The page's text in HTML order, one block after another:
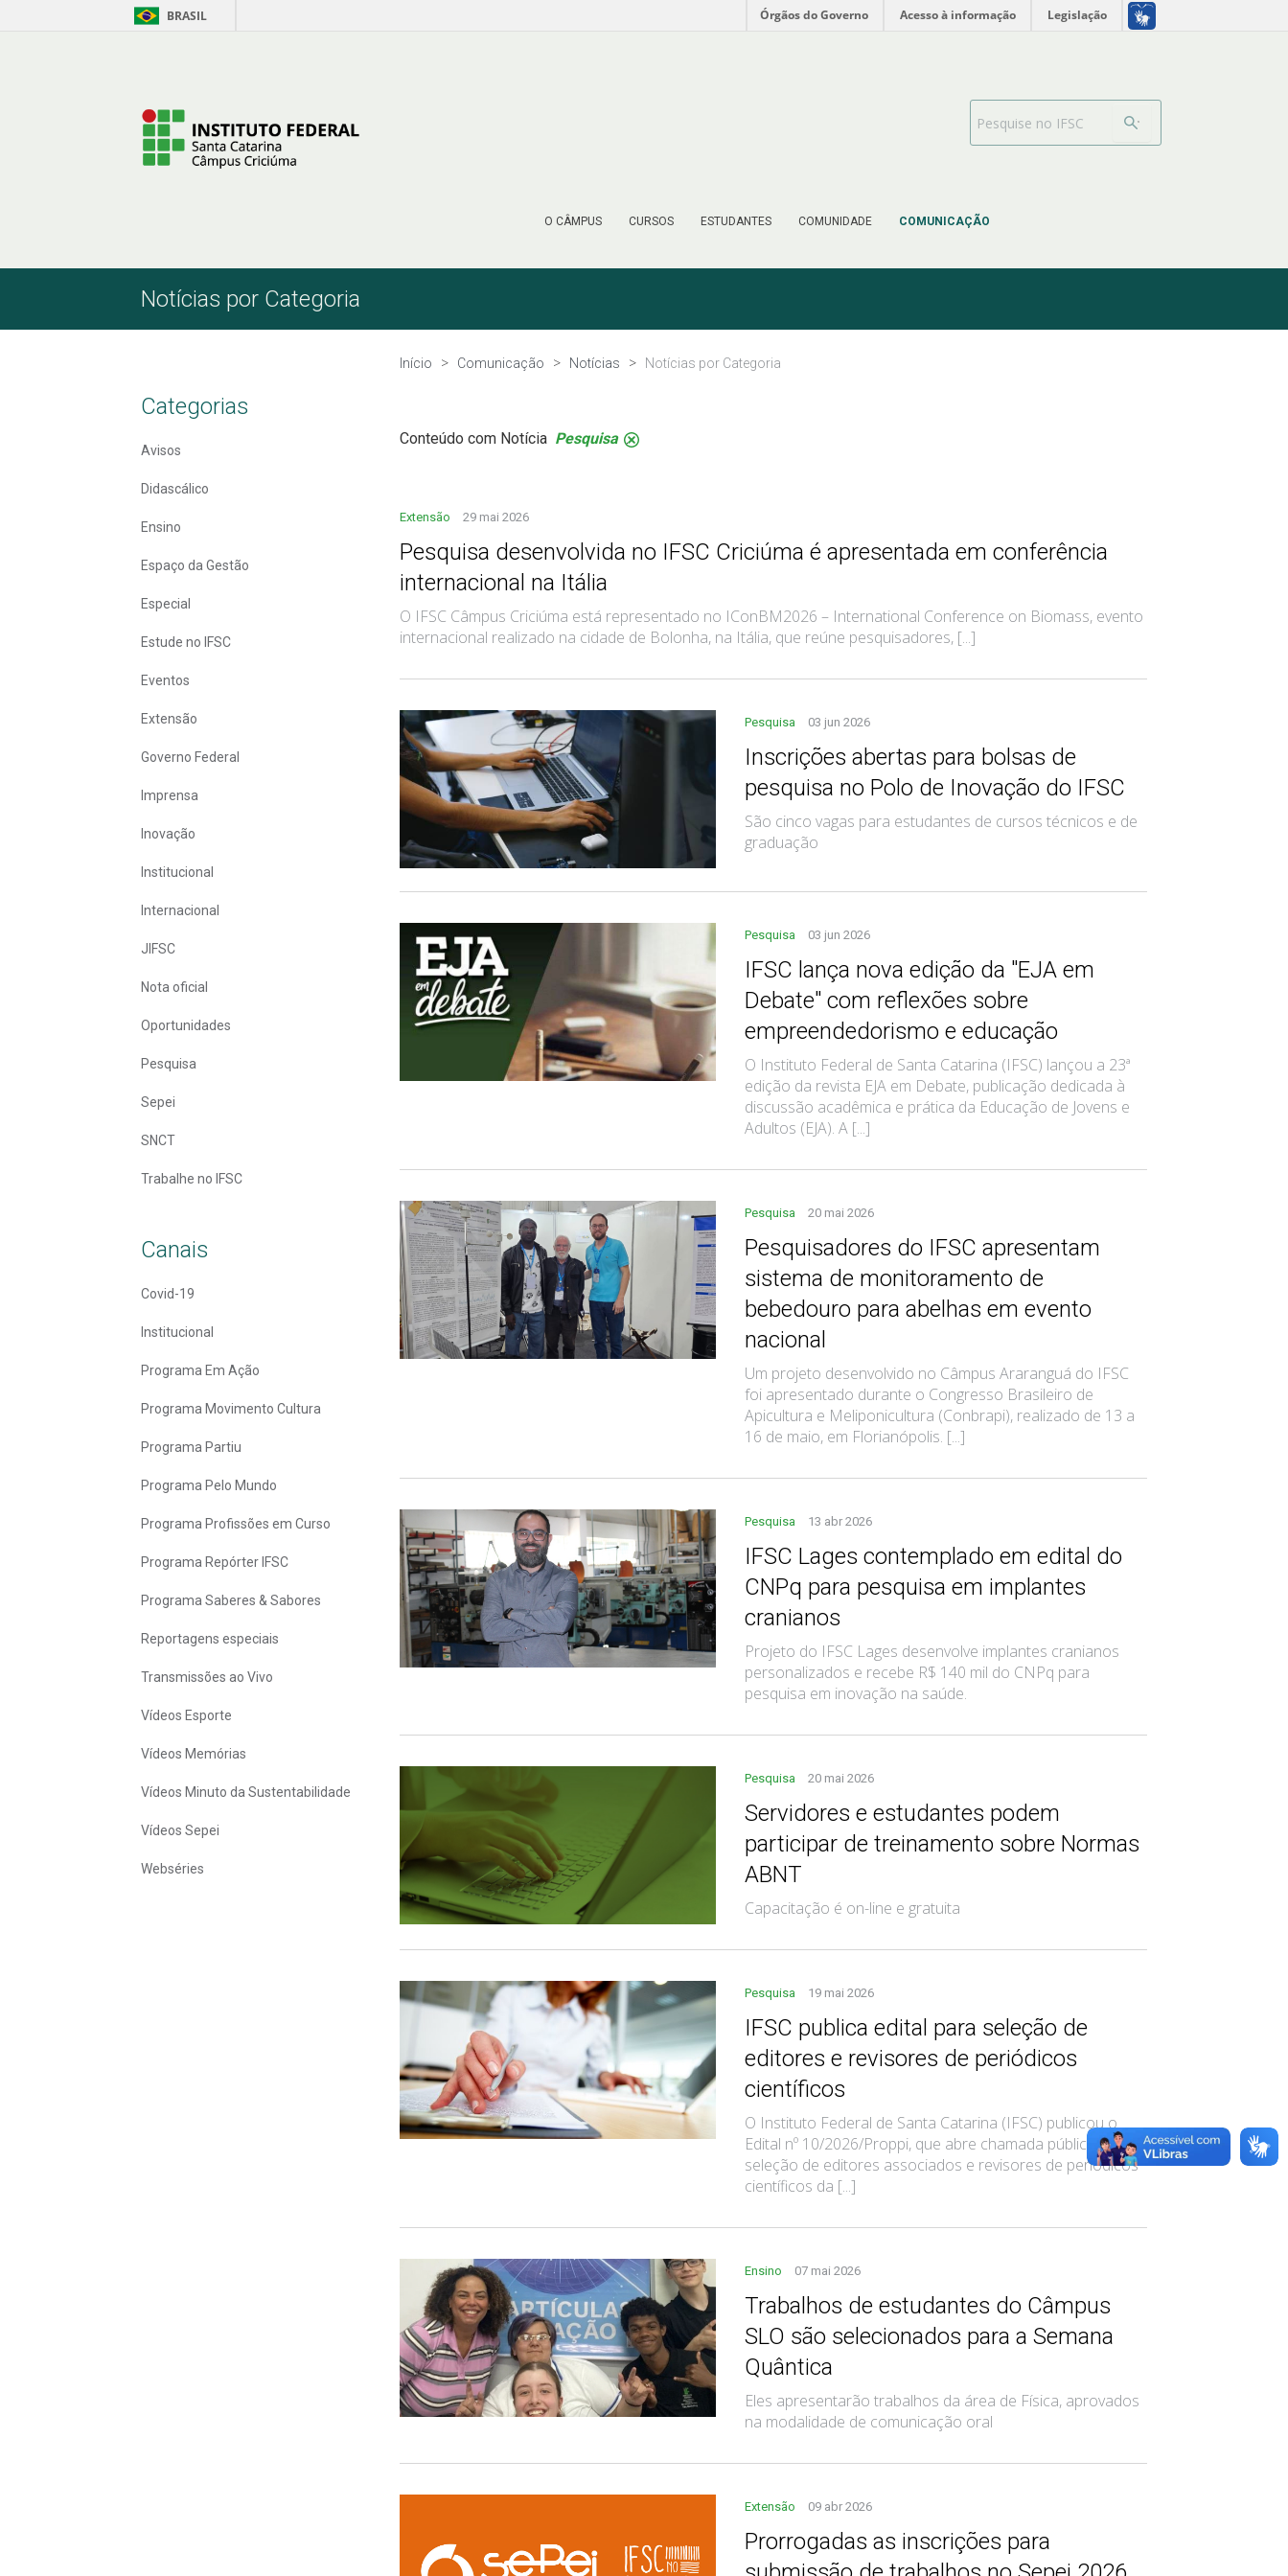
Pular para o Conteúdo BRASIL Órgãos do Governo Acesso à informação Legislação
O CÂMPUS CURSOS ESTUDANTES COMUNIDADE COMUNICAÇÃO
Barra de busca
Notícias por Categoria
Categorias
Avisos
Didascálico
Ensino
Espaço da Gestão
Especial
Estude no IFSC
Eventos
Extensão
Governo Federal
Imprensa
Inovação
Institucional
Internacional
JIFSC
Nota oficial
Oportunidades
Pesquisa
Sepei
SNCT
Trabalhe no IFSC
Canais
Covid-19
Institucional
Programa Em Ação
Programa Movimento Cultura
Programa Partiu
Programa Pelo Mundo
Programa Profissões em Curso
Programa Repórter IFSC
Programa Saberes & Sabores
Reportagens especiais
Transmissões ao Vivo
Vídeos Esporte
Vídeos Memórias
Vídeos Minuto da Sustentabilidade
Vídeos Sepei
Webséries
Início Comunicação Notícias Notícias por Categoria
Conteúdo com Notícia Pesquisa .
Extensão 29 mai 2026
Pesquisa desenvolvida no IFSC Criciúma é apresentada em conferência
internacional na Itália
O IFSC Câmpus Criciúma está representado no IConBM2026 – International Conference on Biomass, evento
internacional realizado na cidade de Bolonha, na Itália, que reúne pesquisadores, [...]
Pesquisa 03 jun 2026
Inscrições abertas para bolsas de
pesquisa no Polo de Inovação do IFSC
São cinco vagas para estudantes de cursos técnicos e de
graduação
Pesquisa 03 jun 2026
IFSC lança nova edição da "EJA em
Debate" com reflexões sobre
empreendedorismo e educação
O Instituto Federal de Santa Catarina (IFSC) lançou a 23ª
edição da revista EJA em Debate, publicação dedicada à
discussão acadêmica e prática da Educação de Jovens e
Adultos (EJA). A [...]
Pesquisa 20 mai 2026
Pesquisadores do IFSC apresentam
sistema de monitoramento de
bebedouro para abelhas em evento
nacional
Um projeto desenvolvido no Câmpus Araranguá do IFSC
foi apresentado durante o Congresso Brasileiro de
Apicultura e Meliponicultura (Conbrapi), realizado de 13 a
16 de maio, em Florianópolis. [...]
Pesquisa 13 abr 2026
IFSC Lages contemplado em edital do
CNPq para pesquisa em implantes
cranianos
Projeto do IFSC Lages desenvolve implantes cranianos
personalizados e recebe R$ 140 mil do CNPq para
pesquisa em inovação na saúde.
Pesquisa 20 mai 2026
Servidores e estudantes podem
participar de treinamento sobre Normas
ABNT
Capacitação é on-line e gratuita
Pesquisa 19 mai 2026
IFSC publica edital para seleção de
editores e revisores de periódicos
científicos
O Instituto Federal de Santa Catarina (IFSC) publicou o
Edital nº 10/2026/Proppi, que abre chamada pública para a
seleção de editores associados e revisores de periódicos
científicos da [...]
Ensino 07 mai 2026
Trabalhos de estudantes do Câmpus
SLO são selecionados para a Semana
Quântica
Eles apresentarão trabalhos da área de Física, aprovados
na modalidade de comunicação oral
Extensão 09 abr 2026
Prorrogadas as inscrições para